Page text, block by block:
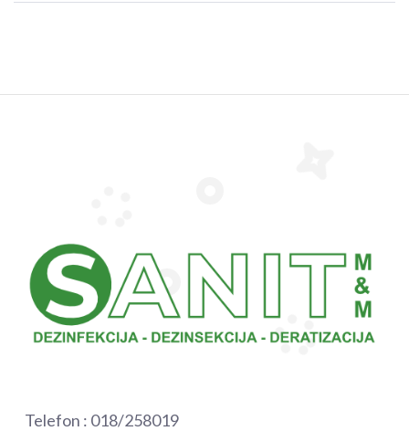
Telefon : 018/258019